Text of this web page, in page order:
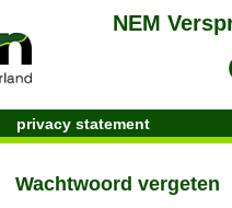
privacy statement
Wachtwoord vergeten